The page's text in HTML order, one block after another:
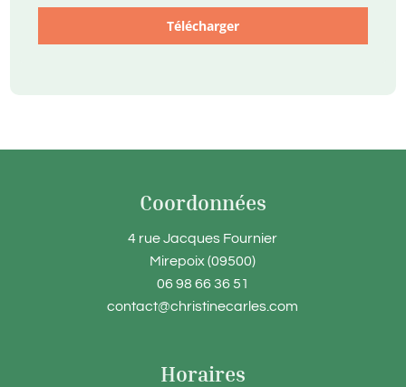
Télécharger
Coordonnées
4 rue Jacques Fournier
Mirepoix (09500)
06 98 66 36 51
contact@christinecarles.com
Horaires